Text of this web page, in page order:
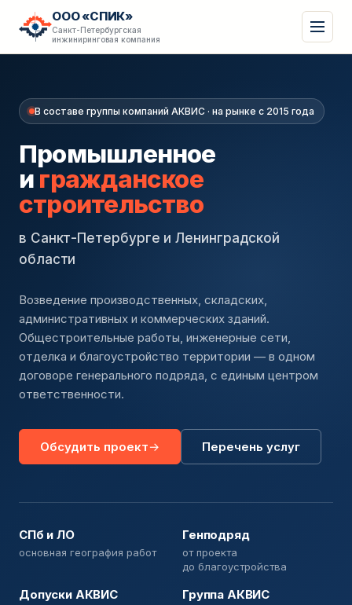
ООО «СПИК»
Санкт-Петербургская
инжиниринговая компания
В составе группы компаний АКВИС · на рынке с 2015 года
Промышленное
и гражданское
строительство
в Санкт-Петербурге и Ленинградской
области
Возведение производственных, складских,
административных и коммерческих зданий.
Общестроительные работы, инженерные сети,
отделка и благоустройство территории — в одном
договоре генерального подряда, с единым центром
ответственности.
Обсудить проект Перечень услуг
СПб и ЛО
основная география работ
Генподряд
от проекта
до благоустройства
Допуски АКВИС Группа АКВИС